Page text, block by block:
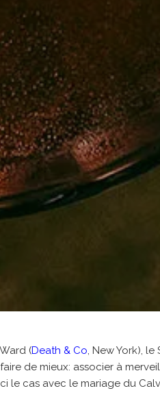
(Death & Co, New York),
de mieux: associer à
le cas avec le mariage du